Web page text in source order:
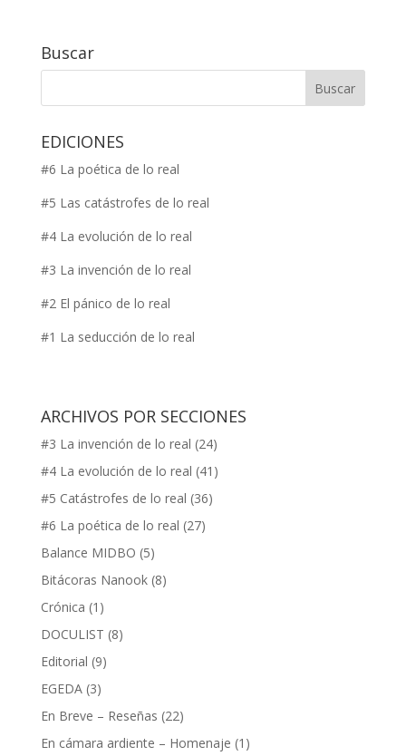
Buscar
EDICIONES
#6 La poética de lo real
#5 Las catástrofes de lo real
#4 La evolución de lo real
#3 La invención de lo real
#2 El pánico de lo real
#1 La seducción de lo real
ARCHIVOS POR SECCIONES
#3 La invención de lo real (24)
#4 La evolución de lo real (41)
#5 Catástrofes de lo real (36)
#6 La poética de lo real (27)
Balance MIDBO (5)
Bitácoras Nanook(8)
Crónica (1)
DOCULIST (8)
Editorial (9)
EGEDA(3)
En Breve – Reseñas (22)
En cámara ardiente – Homenaje (1)